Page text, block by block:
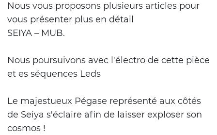
Nous vous proposons plusieurs articles pour
vous présenter plus en détail
SEIYA – MUB.
Nous poursuivons avec l'électro de cette pièce
et es séquences Leds
Le majestueux Pégase représenté aux côtés
de Seiya s'éclaire afin de laisser exploser son
cosmos !